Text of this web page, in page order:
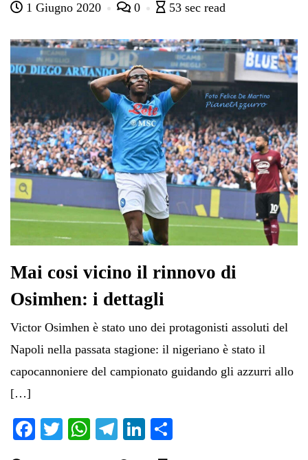
bo
ok
tte
r
ts
A
pp
gr
a
m
ed
In
di
vi
di
1 Giugno 2020 0 53 sec read
Mai cosi vicino il rinnovo di
Osimhen: i dettagli
Victor Osimhen è stato uno dei protagonisti assoluti del
Napoli nella passata stagione: il nigeriano è stato il
capocannoniere del campionato guidando gli azzurri allo
[…]
Fa T
W
Te
Li